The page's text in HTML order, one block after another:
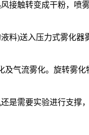
接触转变成干粉，喷
料)送入压力式雾化
气流雾化。旋转雾
需要实验进行支撑